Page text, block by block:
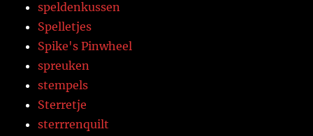
speldenkussen
Spelletjes
Spike's Pinwheel
spreuken
stempels
Sterretje
sterrrenquilt